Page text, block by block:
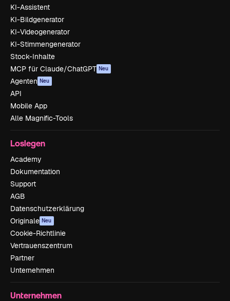
KI-Assistent
KI-Bildgenerator
KI-Videogenerator
KI-Stimmengenerator
Stock-Inhalte
MCP für Claude/ChatGPT Neu
Agenten Neu
API
Mobile App
Alle Magnific-Tools
Loslegen
Academy
Dokumentation
Support
AGB
Datenschutzerklärung
Originale Neu
Cookie-Richtlinie
Vertrauenszentrum
Partner
Unternehmen
Unternehmen